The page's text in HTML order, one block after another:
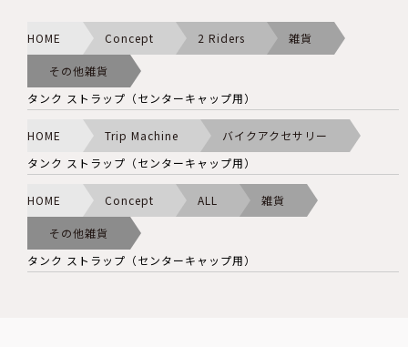
HOME Concept 2 Riders 雑貨
その他雑貨
タンク ストラップ（センターキャップ用）
HOME Trip Machine
バイクアクセサリー
タンク ストラップ（センターキャップ用）
HOME Concept ALL 雑貨
その他雑貨
タンク ストラップ（センターキャップ用）